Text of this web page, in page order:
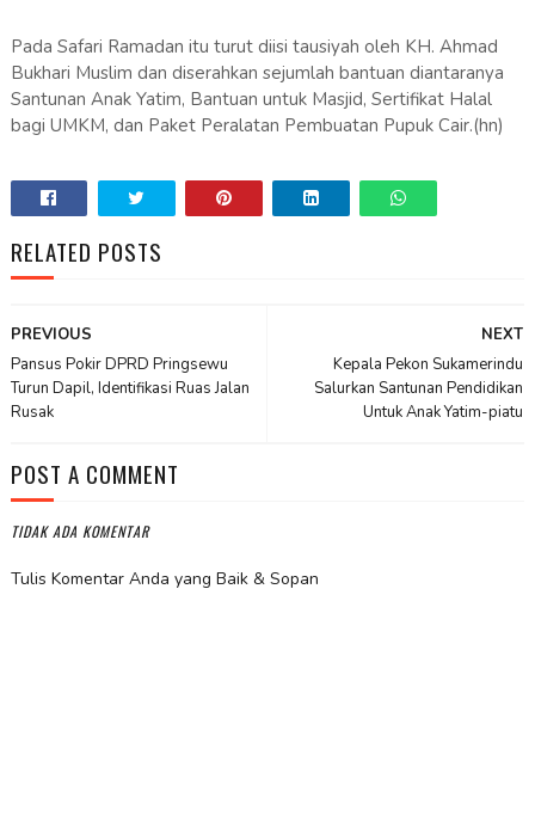
Pada Safari Ramadan itu turut diisi tausiyah oleh KH. Ahmad
Bukhari Muslim dan diserahkan sejumlah bantuan diantaranya
Santunan Anak Yatim, Bantuan untuk Masjid, Sertifikat Halal
bagi UMKM, dan Paket Peralatan Pembuatan Pupuk Cair.(hn)
RELATED POSTS
NEXT
Kepala Pekon Sukamerindu
Salurkan Santunan Pendidikan
Untuk Anak Yatim-piatu
PREVIOUS
Pansus Pokir DPRD Pringsewu
Turun Dapil, Identifikasi Ruas Jalan
Rusak
POST A COMMENT
TIDAK ADA KOMENTAR
Tulis Komentar Anda yang Baik & Sopan